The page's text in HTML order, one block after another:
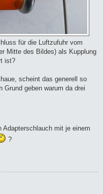
für die Luftzufuhr vom
Mitte des Bildes) als Kupplung
ist?
scheint das generell so
Grund geben warum da drei
Adapterschlauch mit je einem
?